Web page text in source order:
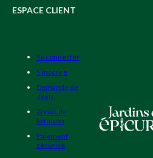
ESPACE CLIENT
Se connecter
S’inscrire
Demande de
devis
Zones de
livraison
Paiement
sécurisé